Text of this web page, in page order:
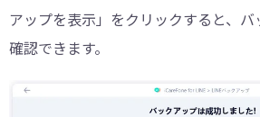
アップを表示」をクリックすると、
確認できます。